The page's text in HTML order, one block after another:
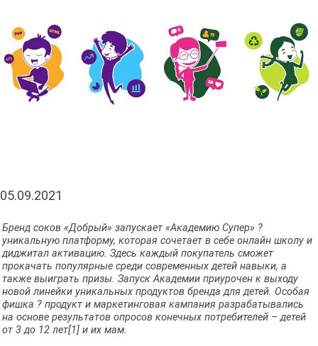
05.09.2021
Бренд соков «Добрый» запускает «Академию Супер» ?
уникальную платформу, которая сочетает в себе онлайн школу и
диджитал активацию. Здесь каждый покупатель сможет
прокачать популярные среди современных детей навыки, а
также выиграть призы. Запуск Академии приурочен к выходу
новой линейки уникальных продуктов бренда для детей. Особая
фишка ? продукт и маркетинговая кампания разрабатывались
на основе результатов опросов конечных потребителей – детей
от 3 до 12 лет[1]и их мам.